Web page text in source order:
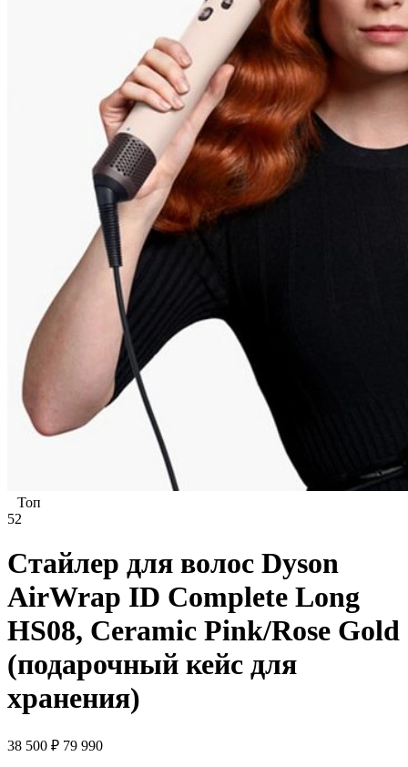
Топ
52
Стайлер для волос Dyson
AirWrap ID Complete Long
HS08, Ceramic Pink/Rose Gold
(подарочный кейс для
хранения)
38 500 ₽ 79 990